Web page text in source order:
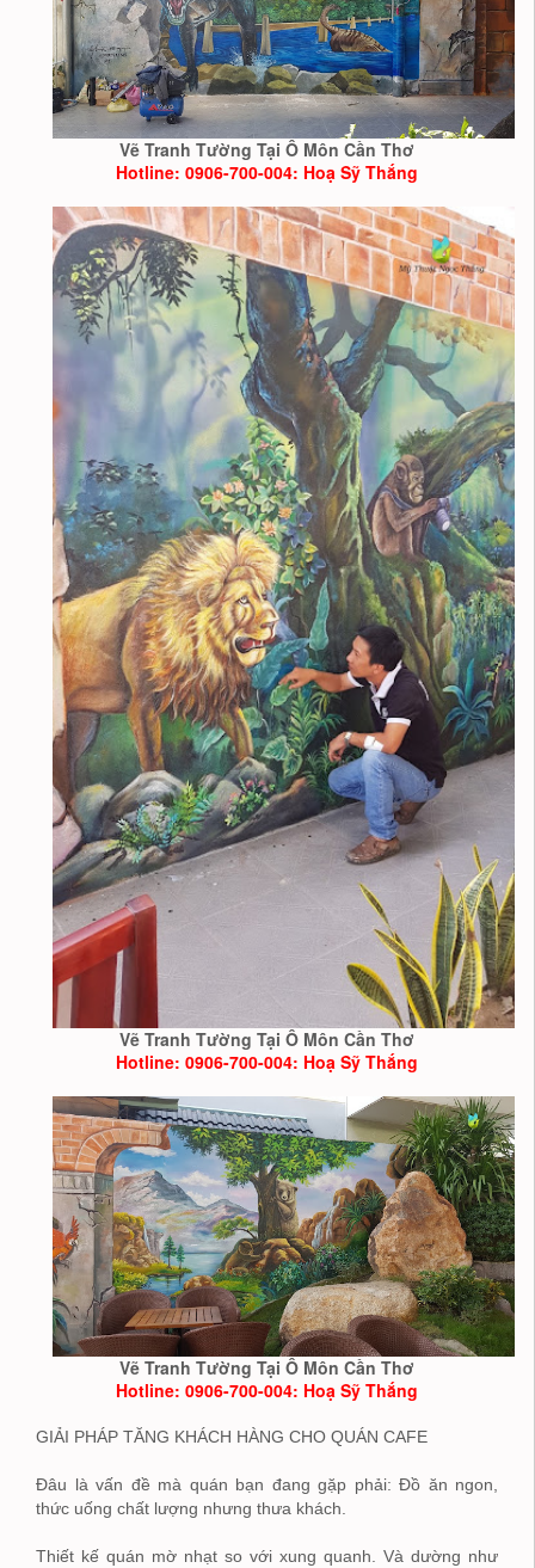
Vẽ Tranh Tường Tại Ô Môn Cần Thơ
Hotline: 0906-700-004: Hoạ Sỹ Thắng
Vẽ Tranh Tường Tại Ô Môn Cần Thơ
Hotline: 0906-700-004: Hoạ Sỹ Thắng
Vẽ Tranh Tường Tại Ô Môn Cần Thơ
Hotline: 0906-700-004: Hoạ Sỹ Thắng
GIẢI PHÁP TĂNG KHÁCH HÀNG CHO QUÁN CAFE
Đâu là vấn đề mà quán bạn đang gặp phải: Đồ ăn ngon,
thức uống chất lượng nhưng thưa khách.
Thiết kế quán mờ nhạt so với xung quanh. Và dường như